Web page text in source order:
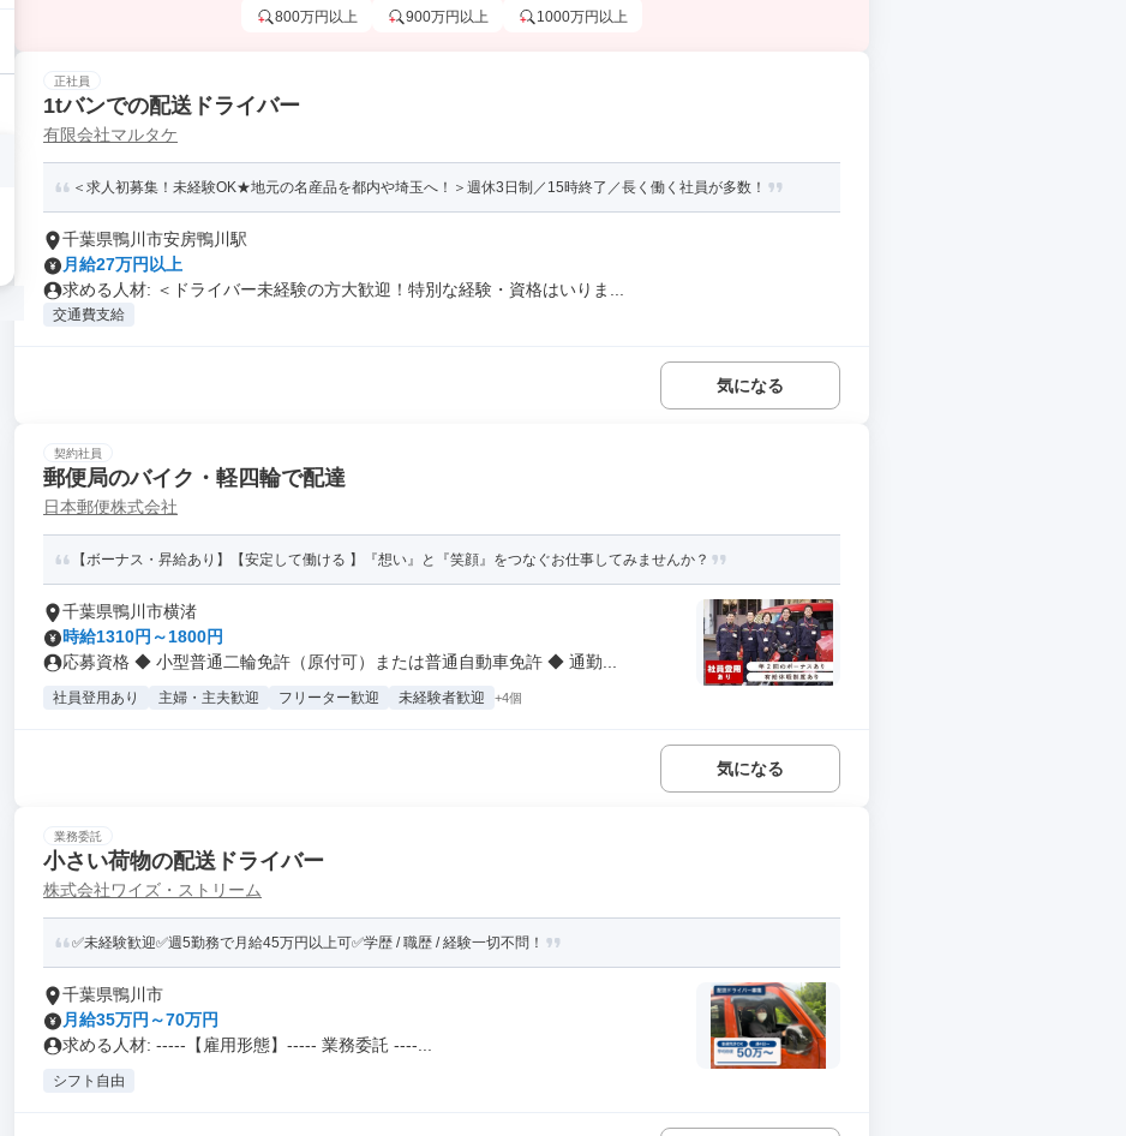
800万円以上 900万円以上 1000万円以上
正社員
1tバンでの配送ドライバー
有限会社マルタケ
＜求人初募集！未経験OK★地元の名産品を都内や埼玉へ！＞週休3日制／15時終了／長く働く社員が多数！
千葉県鴨川市安房鴨川駅
月給27万円以上
求める人材: ＜ドライバー未経験の方大歓迎！特別な経験・資格はいりま...
交通費支給
気になる
契約社員
郵便局のバイク・軽四輪で配達
日本郵便株式会社
【ボーナス・昇給あり】【安定して働ける 】『想い』と『笑顔』をつなぐお仕事してみませんか？
千葉県鴨川市横渚
時給1310円～1800円
応募資格 ◆ 小型普通二輪免許（原付可）または普通自動車免許 ◆ 通勤...
社員登用あり 主婦・主夫歓迎 フリーター歓迎 未経験者歓迎 +4個
気になる
業務委託
小さい荷物の配送ドライバー
株式会社ワイズ・ストリーム
✅未経験歓迎✅週5勤務で月給45万円以上可✅学歴 / 職歴 / 経験一切不問！
千葉県鴨川市
月給35万円～70万円
求める人材: -----【雇用形態】----- 業務委託 ----...
シフト自由